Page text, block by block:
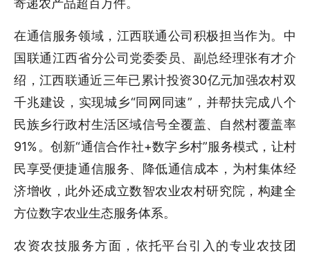
寄递农产品超百万件。
在通信服务领域，江西联通公司积极担当作为。中
国联通江西省分公司党委委员、副总经理张有才介
绍，江西联通近三年已累计投资30亿元加强农村双
千兆建设，实现城乡“同网同速”，并帮扶完成八个
民族乡行政村生活区域信号全覆盖、自然村覆盖率
91%。创新“通信合作社+数字乡村”服务模式，让村
民享受便捷通信服务、降低通信成本，为村集体经
济增收，此外还成立数智农业农村研究院，构建全
方位数字农业生态服务体系。
农资农技服务方面，依托平台引入的专业农技团